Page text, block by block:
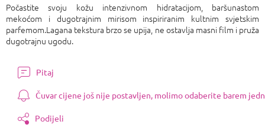
Počastite svoju kožu intenzivnom hidratacijom, baršunastom
mekoćom i dugotrajnim mirisom inspiriranim kultnim svjetskim
parfemom.Lagana tekstura brzo se upija, ne ostavlja masni film i pruža
dugotrajnu ugodu.
Pitaj
Čuvar cijene još nije postavljen, molimo odaberite barem
Podijeli